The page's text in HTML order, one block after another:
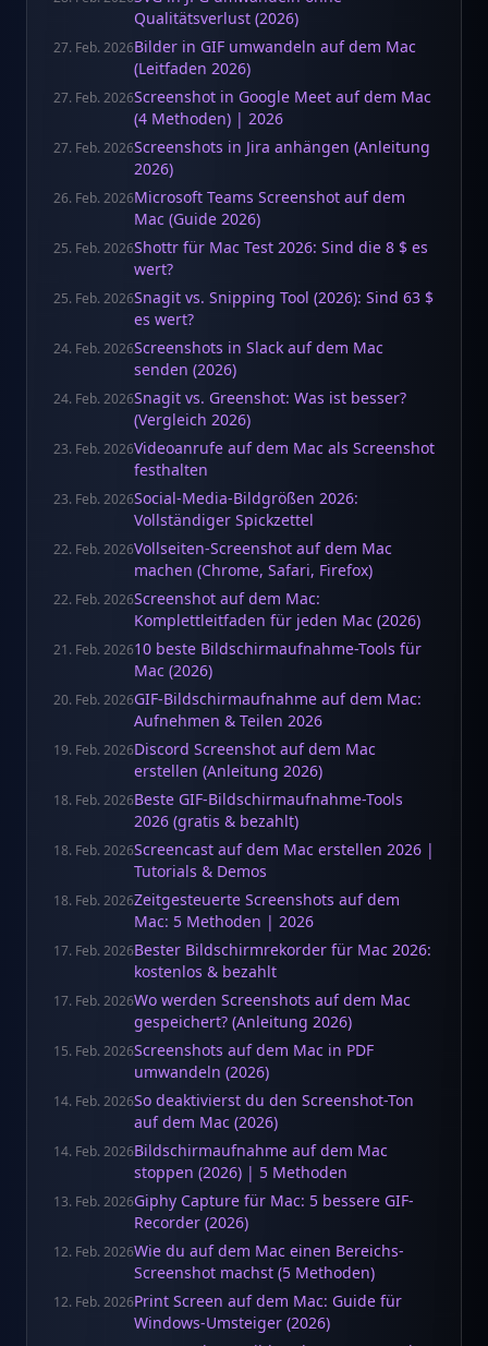
Qualitätsverlust (2026)
27. Feb. 2026Bilder in GIF umwandeln auf dem Mac
(Leitfaden 2026)
27. Feb. 2026Screenshot in Google Meet auf dem Mac
(4 Methoden) | 2026
27. Feb. 2026Screenshots in Jira anhängen (Anleitung
2026)
26. Feb. 2026Microsoft Teams Screenshot auf dem
Mac (Guide 2026)
25. Feb. 2026Shottr für Mac Test 2026: Sind die 8 $ es
wert?
25. Feb. 2026Snagit vs. Snipping Tool (2026): Sind 63 $
es wert?
24. Feb. 2026Screenshots in Slack auf dem Mac
senden (2026)
24. Feb. 2026Snagit vs. Greenshot: Was ist besser?
(Vergleich 2026)
23. Feb. 2026Videoanrufe auf dem Mac als Screenshot
festhalten
23. Feb. 2026Social-Media-Bildgrößen 2026:
Vollständiger Spickzettel
22. Feb. 2026Vollseiten-Screenshot auf dem Mac
machen (Chrome, Safari, Firefox)
22. Feb. 2026Screenshot auf dem Mac:
Komplettleitfaden für jeden Mac (2026)
21. Feb. 202610 beste Bildschirmaufnahme-Tools für
Mac (2026)
20. Feb. 2026GIF-Bildschirmaufnahme auf dem Mac:
Aufnehmen & Teilen 2026
19. Feb. 2026Discord Screenshot auf dem Mac
erstellen (Anleitung 2026)
18. Feb. 2026Beste GIF-Bildschirmaufnahme-Tools
2026 (gratis & bezahlt)
18. Feb. 2026Screencast auf dem Mac erstellen 2026 |
Tutorials & Demos
18. Feb. 2026Zeitgesteuerte Screenshots auf dem
Mac: 5 Methoden | 2026
17. Feb. 2026Bester Bildschirmrekorder für Mac 2026:
kostenlos & bezahlt
17. Feb. 2026Wo werden Screenshots auf dem Mac
gespeichert? (Anleitung 2026)
15. Feb. 2026Screenshots auf dem Mac in PDF
umwandeln (2026)
14. Feb. 2026So deaktivierst du den Screenshot-Ton
auf dem Mac (2026)
14. Feb. 2026Bildschirmaufnahme auf dem Mac
stoppen (2026) | 5 Methoden
13. Feb. 2026Giphy Capture für Mac: 5 bessere GIF-
Recorder (2026)
12. Feb. 2026Wie du auf dem Mac einen Bereichs-
Screenshot machst (5 Methoden)
12. Feb. 2026Print Screen auf dem Mac: Guide für
Windows-Umsteiger (2026)